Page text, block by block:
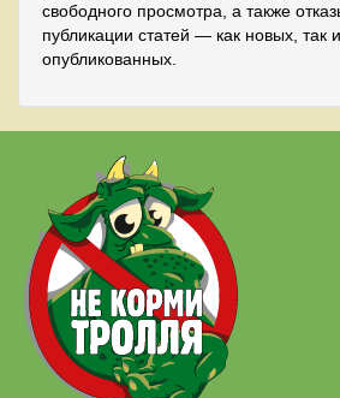
свободного просмотра, а также
публикации статей — как новых, так
опубликованных.